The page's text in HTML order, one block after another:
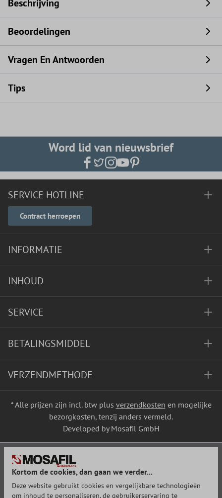
Beschrijving
Beoordelingen
Vragen En Antwoorden
Tips
Word lid van nieuwsbrief
SERVICE HOTLINE
Contract herroepen
INFORMATIE
INHOUD
SERVICE
BETALINGSMIDDEL
VERZENDMETHODE
* Alle prijzen zijn incl. btw plus verzendkosten en mogelijke
bezorgkosten, tenzij anders vermeld.
Developed by Mosafil GmbH
Kortom de cookies, dan gaan we verder...
Deze website gebruikt cookies en vergelijkbare technologieën
om inhoud te personaliseren, de gebruikerservaring te